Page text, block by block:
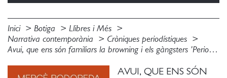
Inici Botiga
Llibres i Més
Narrativa contemporània
Cròniques periodístiques
Avui, que ens són familiars la browning i els gàngsters 'Periodisme, humor, sàtira (1932-1934)'
AVUI, QUE ENS SÓN